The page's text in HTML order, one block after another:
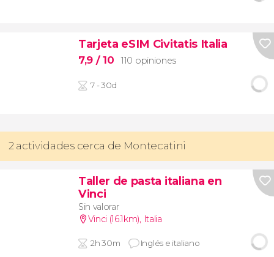
Tarjeta eSIM Civitatis Italia
7,9 / 10 110 opiniones
7 - 30d
2 actividades cerca de Montecatini
Taller de pasta italiana en
Vinci
Sin valorar
Vinci (16.1km) Italia
2h 30m Inglés e italiano